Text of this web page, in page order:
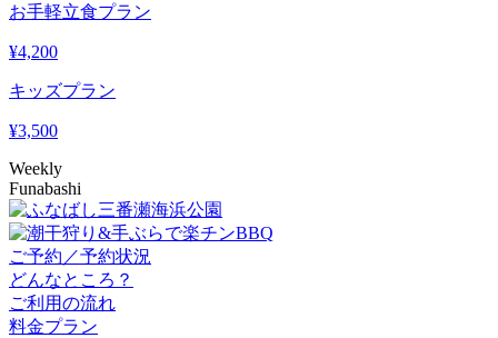
お手軽立食プラン
¥4,200
キッズプラン
¥3,500
Weekly
Funabashi
ご予約／予約状況
どんなところ？
ご利用の流れ
料金プラン